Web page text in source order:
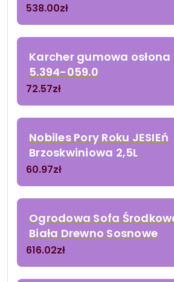
538.00zł
Karcher gumowa osłona
5.394-059.0
72.57zł
Nobiles Pory Roku JESIEń
Brzoskwiniowa 2,5L
60.97zł
Ogrodowa Sofa
Biała Drewno Sosnowe
616.02zł